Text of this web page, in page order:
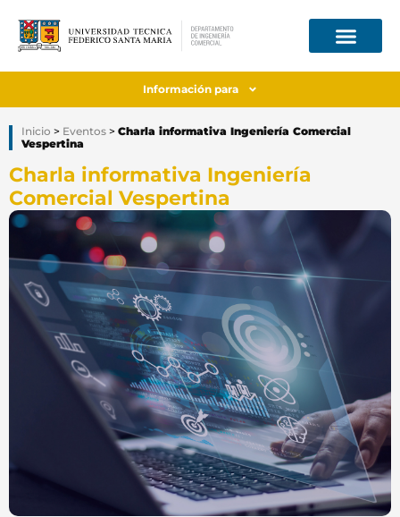
Información para
Inicio > Eventos > Charla informativa Ingeniería Comercial
Vespertina
Charla informativa Ingeniería
Comercial Vespertina